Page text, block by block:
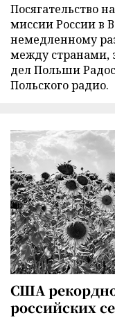
Посягательство
миссии России в
немедленному
между странами,
дел Польши
Польского радио.
США
российских